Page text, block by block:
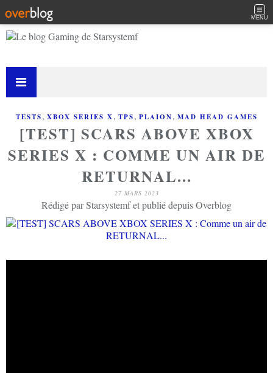
MENU
TESTS, XBOX SERIES X, TPS, PLAION, MAD HEAD GAMES
[TEST] SCARS ABOVE XBOX
SERIES X : COMME UN AIR DE
RETURNAL...
27 MARS 2023
Rédigé par Starsystemf et publié depuis Overblog